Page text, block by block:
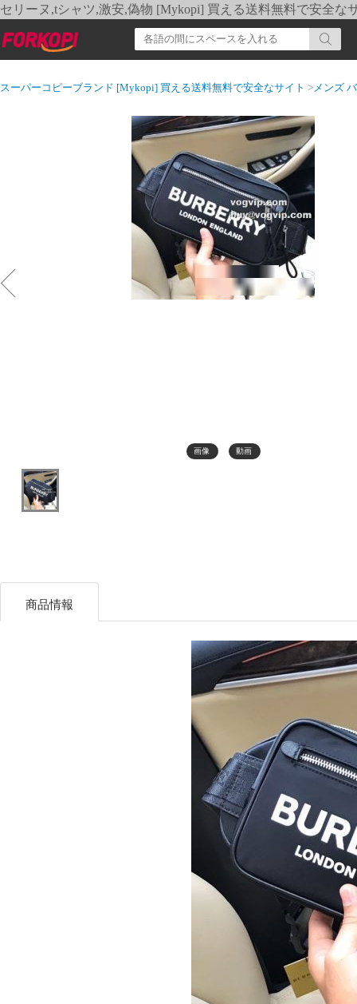
セリーヌ,tシャツ,激安,偽物 [Mykopi] 買える送料無料で安全な
スーパーコピーブランド [Mykopi] 買える送料無料で安全なサイト >メンズ
画像 動画
商品情報